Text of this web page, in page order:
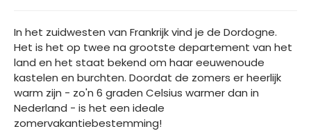
In het zuidwesten van Frankrijk vind je de Dordogne.
Het is het op twee na grootste departement van het
land en het staat bekend om haar eeuwenoude
kastelen en burchten. Doordat de zomers er heerlijk
warm zijn - zo'n 6 graden Celsius warmer dan in
Nederland - is het een ideale
zomervakantiebestemming!